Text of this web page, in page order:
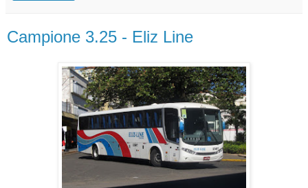
Campione 3.25 - Eliz Line